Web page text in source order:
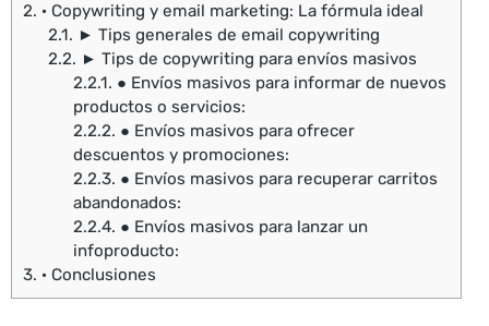
2. · Copywriting y email marketing: La fórmula ideal
2.1. ► Tips generales de email copywriting
2.2. ► Tips de copywriting para envíos masivos
2.2.1. ● Envíos masivos para informar de nuevos
productos o servicios:
2.2.2. ● Envíos masivos para ofrecer
descuentos y promociones:
2.2.3. ● Envíos masivos para recuperar carritos
abandonados:
2.2.4. ● Envíos masivos para lanzar un
infoproducto:
3. · Conclusiones